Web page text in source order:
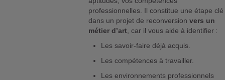
professionnelles. Il constitue une étape clé
dans un projet de reconversionvers un
métier d’art, car il vous aide à identifier :
Les savoir-faire déjà acquis.
Les compétences à travailler.
Les environnements professionnels